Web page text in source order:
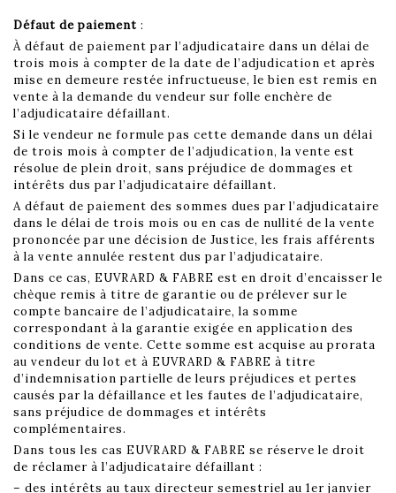
Défaut de paiement :
À défaut de paiement par l’adjudicataire dans un délai de
trois mois à compter de la date de l’adjudication et après
mise en demeure restée infructueuse, le bien est remis en
vente à la demande du vendeur sur folle enchère de
l’adjudicataire défaillant.
Si le vendeur ne formule pas cette demande dans un délai
de trois mois à compter de l’adjudication, la vente est
résolue de plein droit, sans préjudice de dommages et
intérêts dus par l’adjudicataire défaillant.
A défaut de paiement des sommes dues par l’adjudicataire
dans le délai de trois mois ou en cas de nullité de la vente
prononcée par une décision de Justice, les frais afférents
à la vente annulée restent dus par l’adjudicataire.
Dans ce cas, EUVRARD & FABRE est en droit d’encaisser le
chèque remis à titre de garantie ou de prélever sur le
compte bancaire de l’adjudicataire, la somme
correspondant à la garantie exigée en application des
conditions de vente. Cette somme est acquise au prorata
au vendeur du lot et à EUVRARD & FABRE à titre
d’indemnisation partielle de leurs préjudices et pertes
causés par la défaillance et les fautes de l’adjudicataire,
sans préjudice de dommages et intérêts
complémentaires.
Dans tous les cas EUVRARD & FABRE se réserve le droit
de réclamer à l’adjudicataire défaillant :
– des intérêts au taux directeur semestriel au 1er janvier